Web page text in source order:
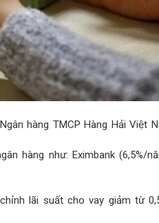
hàng TMCP Hàng Hải Việt
hàng như: Eximbank (6,5%/
lãi suất cho vay giảm từ